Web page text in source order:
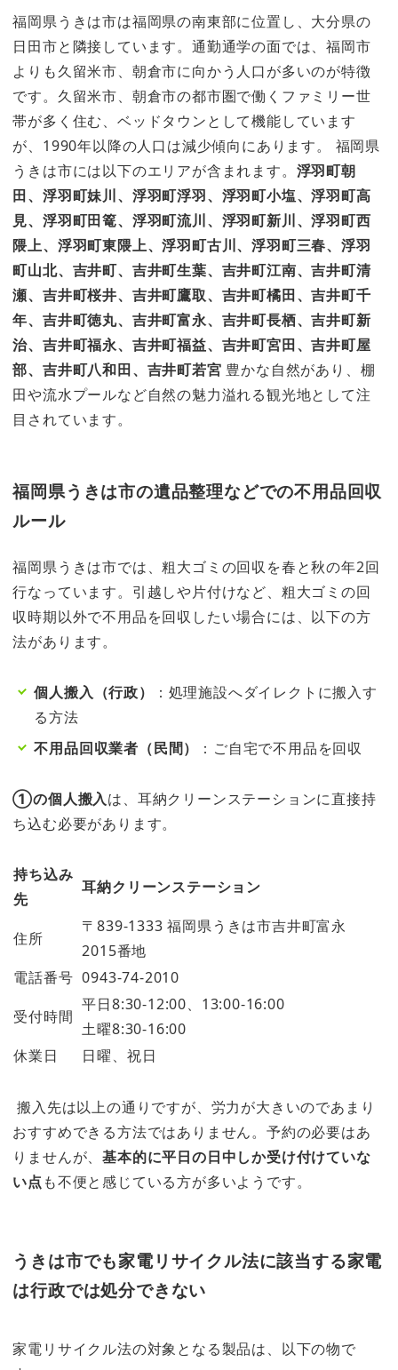
福岡県うきは市は福岡県の南東部に位置し、大分県の
日田市と隣接しています。通勤通学の面では、福岡市
よりも久留米市、朝倉市に向かう人口が多いのが特徴
です。久留米市、朝倉市の都市圏で働くファミリー世
帯が多く住む、ベッドタウンとして機能しています
が、1990年以降の人口は減少傾向にあります。 福岡県
うきは市には以下のエリアが含まれます。 浮羽町朝
田、浮羽町妹川、浮羽町浮羽、浮羽町小塩、浮羽町高
見、浮羽町田篭、浮羽町流川、浮羽町新川、浮羽町西
隈上、浮羽町東隈上、浮羽町古川、浮羽町三春、浮羽
町山北、吉井町、吉井町生葉、吉井町江南、吉井町清
瀬、吉井町桜井、吉井町鷹取、吉井町橘田、吉井町千
年、吉井町徳丸、吉井町富永、吉井町長栖、吉井町新
治、吉井町福永、吉井町福益、吉井町宮田、吉井町屋
部、吉井町八和田、吉井町若宮 豊かな自然があり、棚
田や流水プールなど自然の魅力溢れる観光地として注
目されています。
福岡県うきは市の遺品整理などでの不用品回収
ルール
福岡県うきは市では、粗大ゴミの回収を春と秋の年2回
行なっています。引越しや片付けなど、粗大ゴミの回
収時期以外で不用品を回収したい場合には、以下の方
法があります。
個人搬入（行政）
：処理施設へダイレクトに搬入す
る方法
不用品回収業者（民間）
：ご自宅で不用品を回収
①の個人搬入は、耳納クリーンステーションに直接持
ち込む必要があります。
持ち込み
先
耳納クリーンステーション
住所
〒839-1333 福岡県うきは市吉井町富永
2015番地
電話番号 0943-74-2010
受付時間
平日8:30-12:00、13:00-16:00
土曜8:30-16:00
休業日
日曜、祝日
搬入先は以上の通りですが、労力が大きいのであまり
おすすめできる方法ではありません。予約の必要はあ
りませんが、基本的に平日の日中しか受け付けていな
い点 も不便と感じている方が多いようです。
うきは市でも家電リサイクル法に該当する家電
は行政では処分できない
家電リサイクル法の対象となる製品は、以下の物で